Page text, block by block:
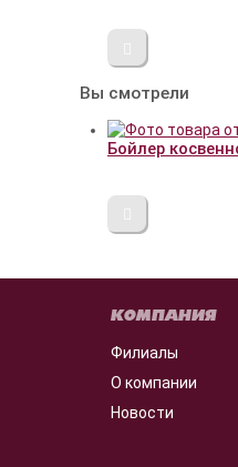
Вы смотрели
Бойлер
КОМПАНИЯ
Филиалы
О компании
Новости